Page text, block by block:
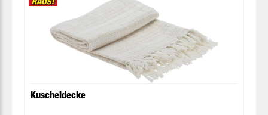
Kuscheldecke